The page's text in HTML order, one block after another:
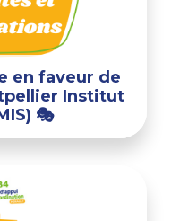
en faveur de
Institut
🎭